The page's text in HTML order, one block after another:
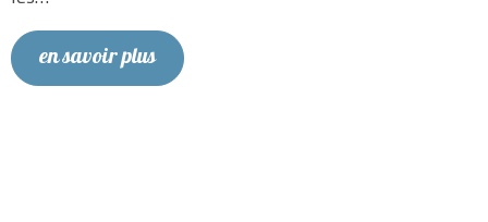
en savoir plus